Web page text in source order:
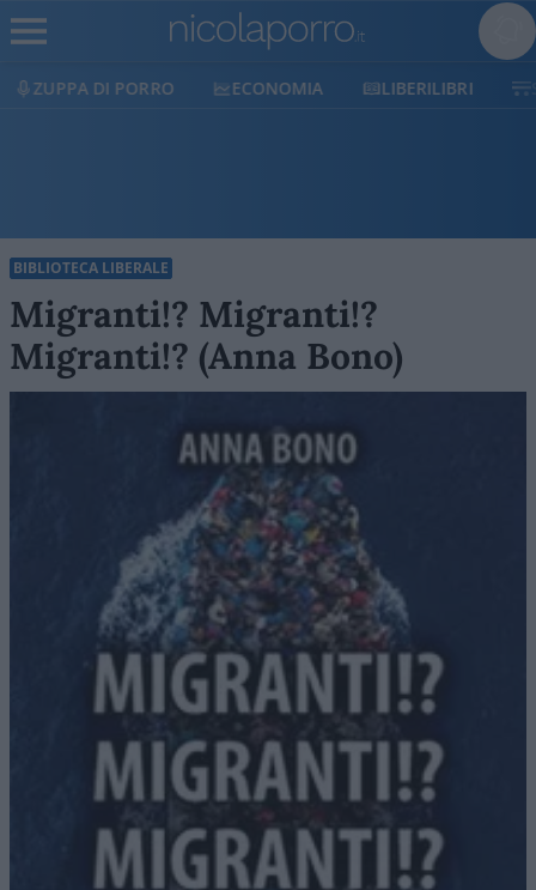
ECONOMIA LIBERILIBRI SHOP SOSTIENICI
BIBLIOTECA LIBERALE
Migranti!? Migranti!?
Migranti!? (Anna Bono)